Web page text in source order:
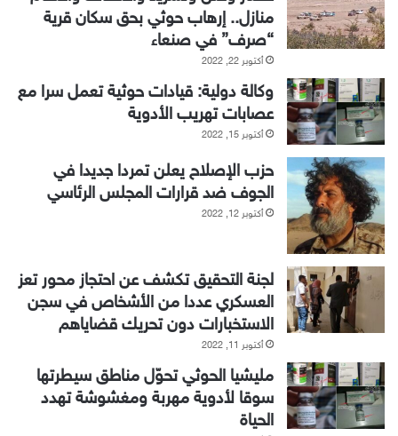
منازل.. إرهاب حوثي بحق سكان قرية
“صرف” في صنعاء
أكتوبر 22, 2022
وكالة دولية: قيادات حوثية تعمل سرا مع
عصابات تهريب الأدوية
أكتوبر 15, 2022
حزب الإصلاح يعلن تمردا جديدا في
الجوف ضد قرارات المجلس الرئاسي
أكتوبر 12, 2022
لجنة التحقيق تكشف عن احتجاز محور تعز
العسكري عددا من الأشخاص في سجن
الاستخبارات دون تحريك قضاياهم
أكتوبر 11, 2022
مليشيا الحوثي تحوّل مناطق سيطرتها
سوقا لأدوية مهربة ومغشوشة تهدد
الحياة